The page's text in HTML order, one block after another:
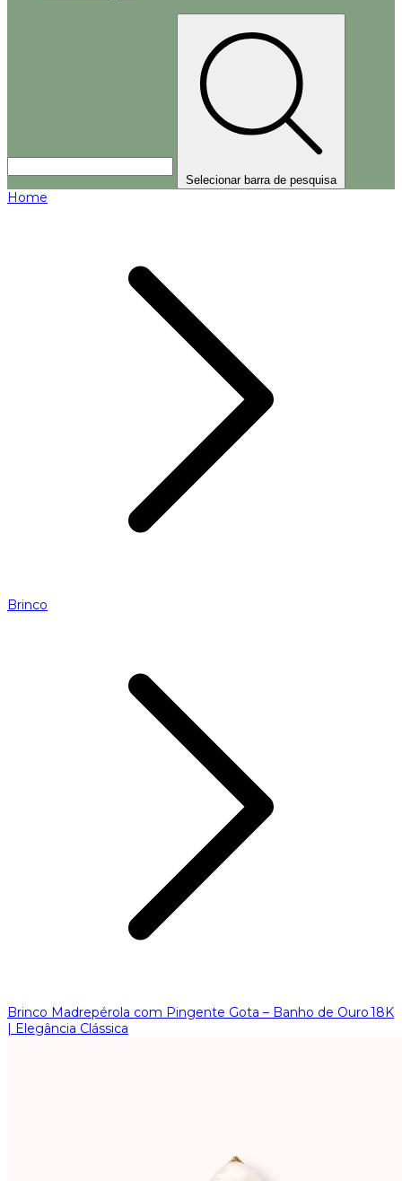
Selecionar barra de pesquisa
Home
Brinco
Brinco Madrepérola com Pingente Gota – Banho de Ouro 18K
| Elegância Clássica